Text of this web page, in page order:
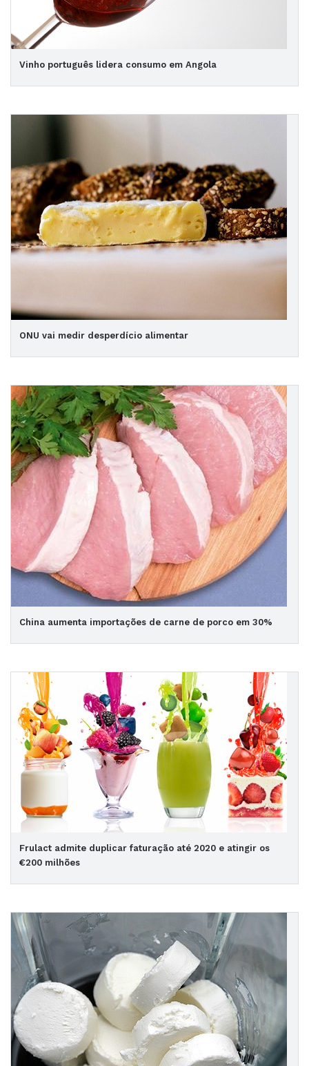
Vinho português lidera consumo em Angola
ONU vai medir desperdício alimentar
China aumenta importações de carne de porco em 30%
Frulact admite duplicar faturação até 2020 e atingir os
€200 milhões